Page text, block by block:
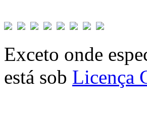
Exceto onde
está sob Licença